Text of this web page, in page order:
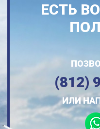
ЕСТЬ
(812)
ИЛИ